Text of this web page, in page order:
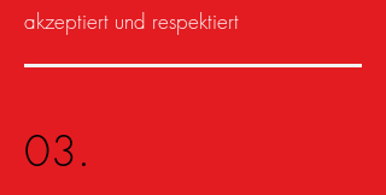
akzeptiert und respektiert
03.